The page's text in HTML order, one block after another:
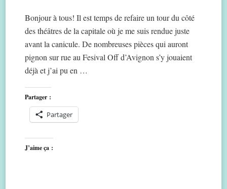
Bonjour à tous! Il est temps de refaire un tour du côté
des théâtres de la capitale où je me suis rendue juste
avant la canicule. De nombreuses pièces qui auront
pignon sur rue au Fesival Off d’Avignon s’y jouaient
déjà et j’ai pu en …
Partager :
Partager
J’aime ça :